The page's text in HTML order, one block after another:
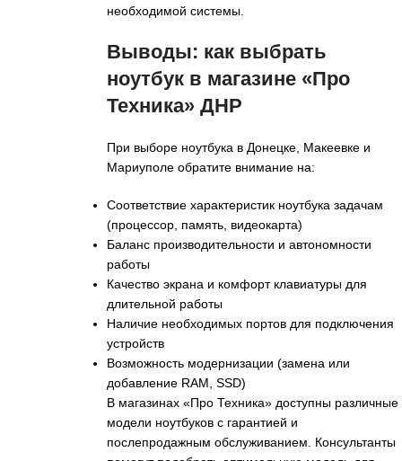
необходимой системы.
Выводы: как выбрать
ноутбук в магазине «Про
Техника» ДНР
При выборе ноутбука в Донецке, Макеевке и
Мариуполе обратите внимание на:
Соответствие характеристик ноутбука задачам
(процессор, память, видеокарта)
Баланс производительности и автономности
работы
Качество экрана и комфорт клавиатуры для
длительной работы
Наличие необходимых портов для подключения
устройств
Возможность модернизации (замена или
добавление RAM, SSD)
В магазинах «Про Техника» доступны различные
модели ноутбуков с гарантией и
послепродажным обслуживанием. Консультанты